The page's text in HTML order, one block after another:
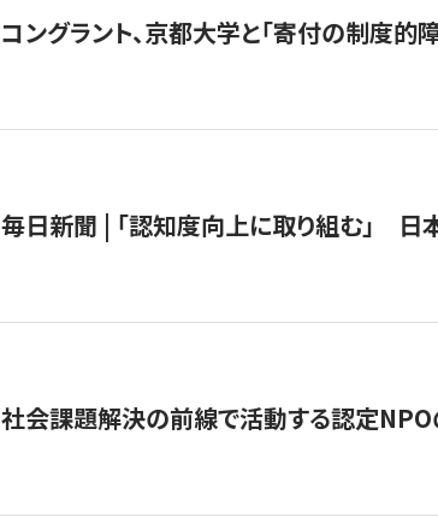
コングラント、京都大学と「寄付の制度
毎日新聞 | 「認知度向上に取り組む」
社会課題解決の前線で活動する認定NPO